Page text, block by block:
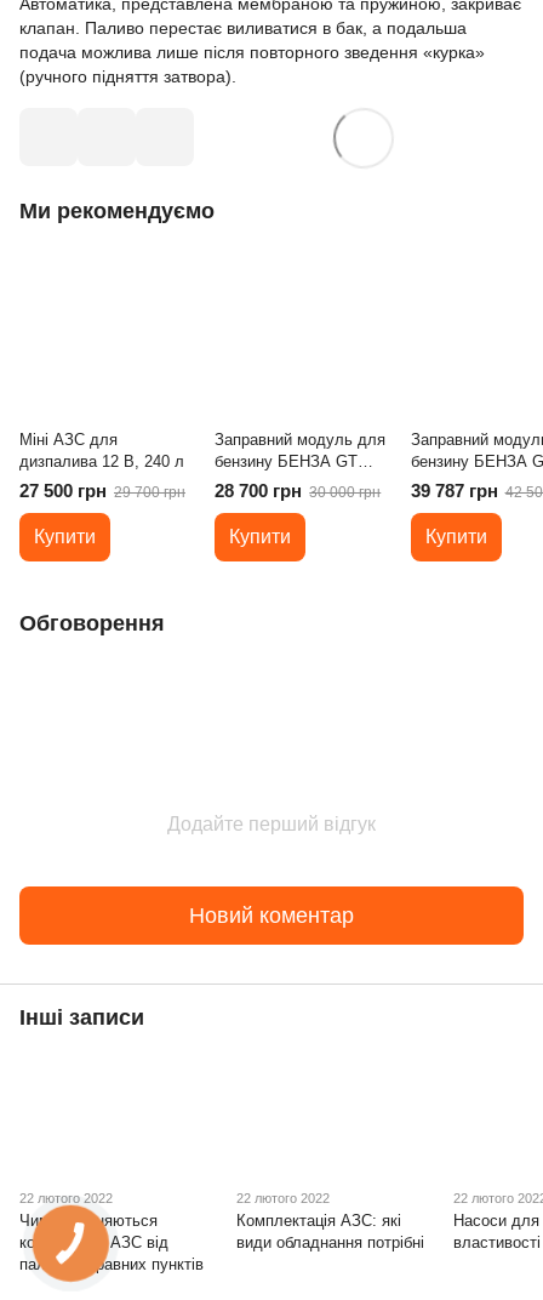
клапан. Паливо перестає виливатися в бак, а подальша
подача можлива лише після повторного зведення «курка»
(ручного підняття затвора).
Ми рекомендуємо
Міні АЗС для
дизпалива 12 В, 240 л
27 500 грн 29 700 грн
Купити
Заправний модуль для
бензину БЕНЗА GT
240-12/24
28 700 грн 30 000 грн
Купити
Заправний
бензину БЕНЗА
480-12/24
39 787 грн 42
Купити
Обговорення
Додайте перший відгук
Новий коментар
Інші записи
22 лютого 2022
Чим відрізняються
контейнерні АЗС від
паливозаправних пунктів
22 лютого 2022
Комплектація АЗС: які
види обладнання потрібні
22 лютого
Насоси
властивості